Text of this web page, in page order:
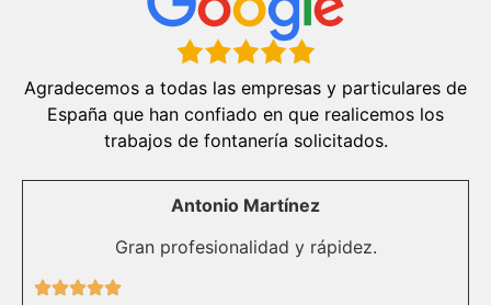
Agradecemos a todas las empresas y particulares de
España que han confiado en que realicemos los
trabajos de fontanería solicitados.
Antonio Martínez
Gran profesionalidad y rápidez.